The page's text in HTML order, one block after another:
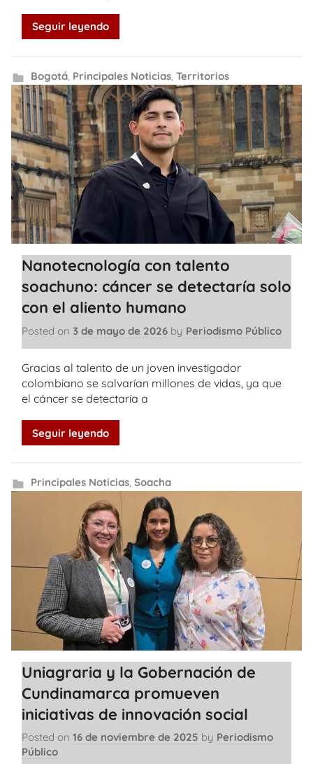
Seguir leyendo
Bogotá, Principales Noticias, Territorios
Nanotecnología con talento
soachuno: cáncer se detectaría solo
con el aliento humano
Posted on 3 de mayo de 2026 by Periodismo Público
Gracias al talento de un joven investigador
colombiano se salvarían millones de vidas, ya que
el cáncer se detectaría a
Seguir leyendo
Principales Noticias, Soacha
Uniagraria y la Gobernación de
Cundinamarca promueven
iniciativas de innovación social
Posted on 16 de noviembre de 2025 by Periodismo
Público